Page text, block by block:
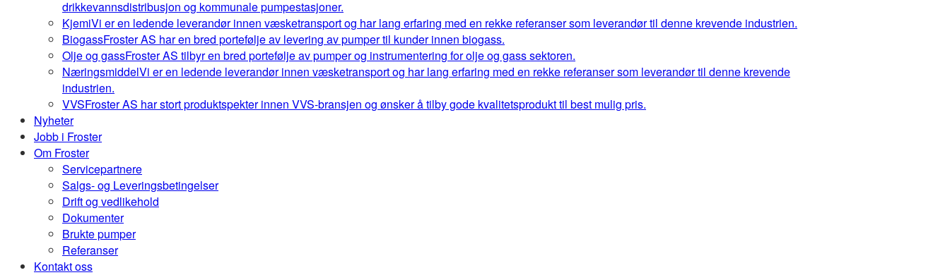
drikkevannsdistribusjon og kommunale pumpestasjoner.
KjemiVi er en ledende leverandør innen væsketransport og har lang erfaring med en rekke referanser som leverandør til denne krevende industrien.
BiogassFroster AS har en bred portefølje av levering av pumper til kunder innen biogass.
Olje og gassFroster AS tilbyr en bred portefølje av pumper og instrumentering for olje og gass sektoren.
NæringsmiddelVi er en ledende leverandør innen væsketransport og har lang erfaring med en rekke referanser som leverandør til denne krevende
industrien.
VVSFroster AS har stort produktspekter innen VVS-bransjen og ønsker å tilby gode kvalitetsprodukt til best mulig pris.
Nyheter
Jobb i Froster
Om Froster
Servicepartnere
Salgs- og Leveringsbetingelser
Drift og vedlikehold
Dokumenter
Brukte pumper
Referanser
Kontakt oss